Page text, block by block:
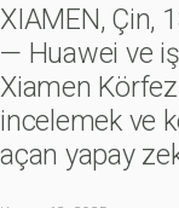
XIAMEN, Çin,
— Huawei ve iş
Xiamen
incelemek ve
açan yapay